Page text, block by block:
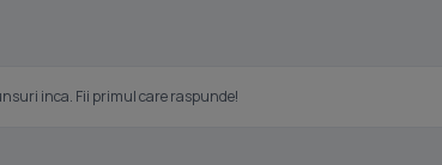
inca. Fii primul care raspunde!